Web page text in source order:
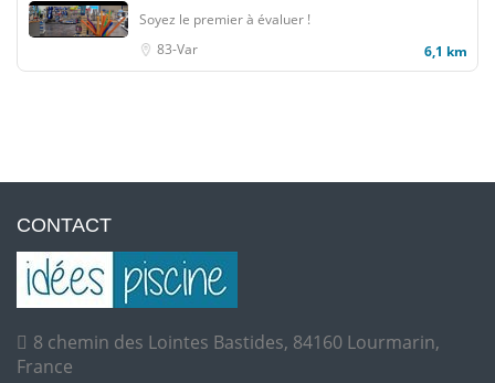
Soyez le premier à évaluer !
83-Var
6,1 km
CONTACT
8 chemin des Lointes Bastides, 84160 Lourmarin,
France